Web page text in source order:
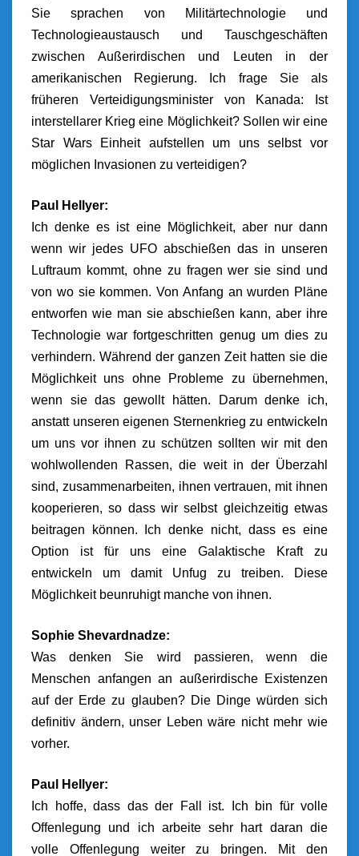
Sie sprachen von Militärtechnologie und
Technologieaustausch und Tauschgeschäften
zwischen Außerirdischen und Leuten in der
amerikanischen Regierung. Ich frage Sie als
früheren Verteidigungsminister von Kanada: Ist
interstellarer Krieg eine Möglichkeit? Sollen wir eine
Star Wars Einheit aufstellen um uns selbst vor
möglichen Invasionen zu verteidigen?
Paul Hellyer:
Ich denke es ist eine Möglichkeit, aber nur dann
wenn wir jedes UFO abschießen das in unseren
Luftraum kommt, ohne zu fragen wer sie sind und
von wo sie kommen. Von Anfang an wurden Pläne
entworfen wie man sie abschießen kann, aber ihre
Technologie war fortgeschritten genug um dies zu
verhindern. Während der ganzen Zeit hatten sie die
Möglichkeit uns ohne Probleme zu übernehmen,
wenn sie das gewollt hätten. Darum denke ich,
anstatt unseren eigenen Sternenkrieg zu entwickeln
um uns vor ihnen zu schützen sollten wir mit den
wohlwollenden Rassen, die weit in der Überzahl
sind, zusammenarbeiten, ihnen vertrauen, mit ihnen
kooperieren, so dass wir selbst gleichzeitig etwas
beitragen können. Ich denke nicht, dass es eine
Option ist für uns eine Galaktische Kraft zu
entwickeln um damit Unfug zu treiben. Diese
Möglichkeit beunruhigt manche von ihnen.
Sophie Shevardnadze:
Was denken Sie wird passieren, wenn die
Menschen anfangen an außerirdische Existenzen
auf der Erde zu glauben? Die Dinge würden sich
definitiv ändern, unser Leben wäre nicht mehr wie
vorher.
Paul Hellyer:
Ich hoffe, dass das der Fall ist. Ich bin für volle
Offenlegung und ich arbeite sehr hart daran die
volle Offenlegung weiter zu bringen. Mit den